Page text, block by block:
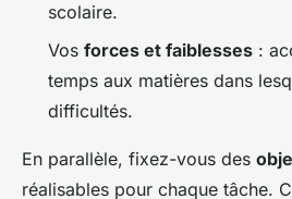
scolaire.
Vos forces et faiblesses :
temps aux matières dans
difficultés.
En parallèle, fixez-vous des
réalisables pour chaque tâche.